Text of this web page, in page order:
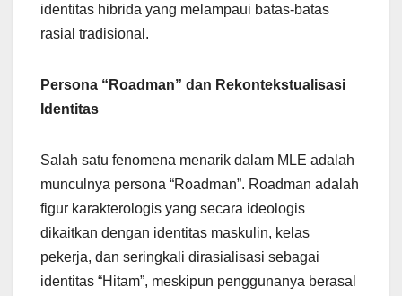
identitas hibrida yang melampaui batas-batas
rasial tradisional.
Persona “Roadman” dan Rekontekstualisasi
Identitas
Salah satu fenomena menarik dalam MLE adalah
munculnya persona “Roadman”. Roadman adalah
figur karakterologis yang secara ideologis
dikaitkan dengan identitas maskulin, kelas
pekerja, dan seringkali dirasialisasi sebagai
identitas “Hitam”, meskipun penggunanya berasal